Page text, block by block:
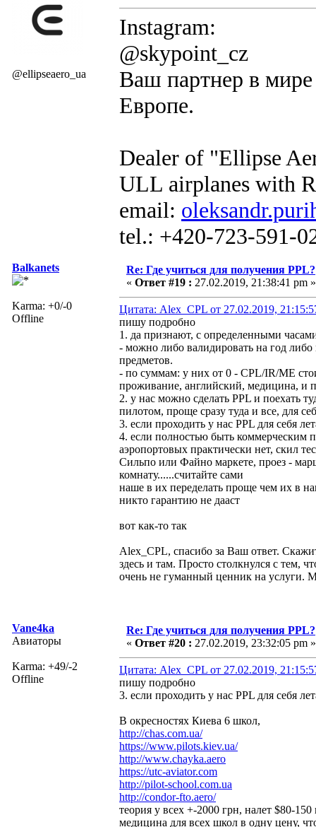
@ellipseaero_ua
Instagram:
@skypoint_cz
Ваш партнер в
Европе.
Dealer of "Ellipse
ULL airplanes with
email:
tel.: +420-723-591-
Balkanets
Karma: +0/-0
Offline
Re: Где учиться для получения PPL?
« Ответ #19 : 27.02.2019, 21:38:41 pm »
Цитата: Alex_CPL от 27.02.2019,
пишу подробно
1. да признают, с определенными
- можно либо валидировать на год либо
предметов.
- по суммам: у них от 0 - CPL/IR/ME
проживание, английский, медицина, и
2. у нас можно сделать PPL и поехать
пилотом, проще сразу туда и все, для
3. если проходить у нас PPL для себя
4. если полностью быть коммерческим
аэропортовых практически нет, скил
Сильпо или Файно маркете, проез -
комнату......считайте сами
наше в их переделать проще чем их в
никто гарантию не дааст
вот как-то так
Alex_CPL, спасибо за Ваш ответ.
здесь и там. Просто столкнулся с тем,
очень не гуманный ценник на услуги.
Vane4ka
Авиаторы
Karma: +49/-2
Offline
Re: Где учиться для получения PPL?
« Ответ #20 : 27.02.2019, 23:32:05 pm »
Цитата: Alex_CPL от 27.02.2019,
пишу подробно
3. если проходить у нас PPL для себя
В окресностях Киева 6 школ,
http://chas.com.ua/
https://www.pilots.kiev.ua/
http://www.chayka.aero
https://utc-aviator.com
http://pilot-school.com.ua
http://condor-fto.aero/
теория у всех +-2000 грн, налет $80-150
медицина для всех школ в одну цену,